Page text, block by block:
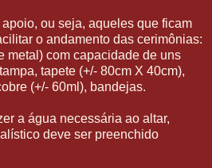
ou seja, aqueles que ficam
o andamento das cerimônias:
metal) com capacidade de uns
tapete (+/- 80cm X 40cm),
(+/- 60ml), bandejas.
a água necessária ao altar,
deve ser preenchido